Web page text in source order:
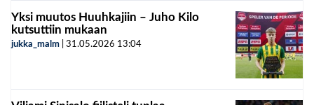
Yksi muutos Huuhkajiin – Juho Kilo
kutsuttiin mukaan
jukka_malm 31.05.2026 13:04